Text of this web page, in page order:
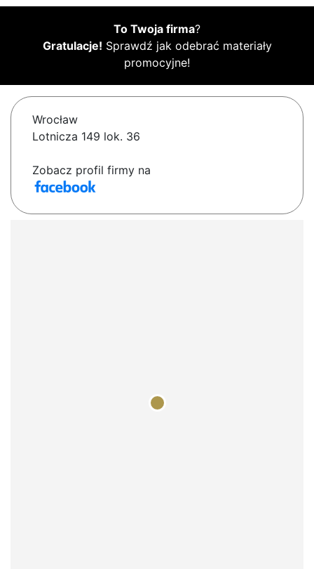
To Twoja firma?
Gratulacje! Sprawdź jak odebrać materiały
promocyjne!
Wrocław
Lotnicza 149 lok. 36
Zobacz profil firmy na